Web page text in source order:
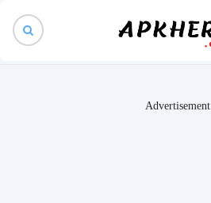
Advertisement